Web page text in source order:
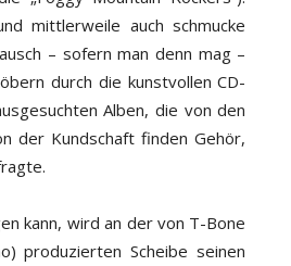
mittlerweile auch schmucke
– sofern man denn mag –
durch die kunstvollen CD-
Alben, die von den
der Kundschaft finden Gehör,
kann, wird an der von T-Bone
produzierten Scheibe seinen